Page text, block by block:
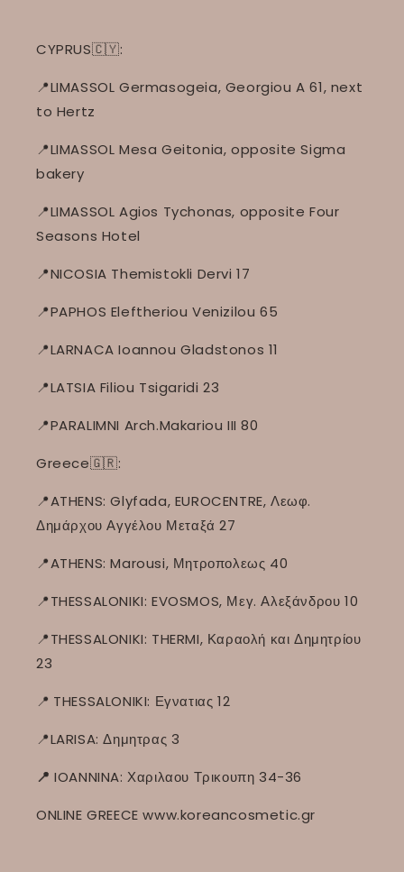
CYPRUS🇨🇾:
📍LIMASSOL Germasogeia, Georgiou A 61, next
to Hertz
📍LIMASSOL Mesa Geitonia, opposite Sigma
bakery
📍LIMASSOL Agios Tychonas, opposite Four
Seasons Hotel
📍NICOSIA Themistokli Dervi 17
📍PAPHOS Eleftheriou Venizilou 65
📍LARNACA Ioannou Gladstonos 11
📍LATSIA Filiou Tsigaridi 23
📍PARALIMNI Arch.Makariou III 80
Greece🇬🇷:
📍ATHENS: Glyfada, EUROCENTRE, Λεωφ.
Δημάρχου Αγγέλου Μεταξά 27
📍ATHENS: Marousi, Μητροπολεως 40
📍THESSALONIKI: EVOSMOS, Μεγ. Αλεξάνδρου 10
📍THESSALONIKI: THERMI, Καραολή και Δημητρίου
23
📍 THESSALONIKI: Εγνατιας 12
📍LARISA: Δημητρας 3
📍 IOANNINA: Χαριλαου Τρικουπη 34-36
ONLINE GREECE www.koreancosmetic.gr